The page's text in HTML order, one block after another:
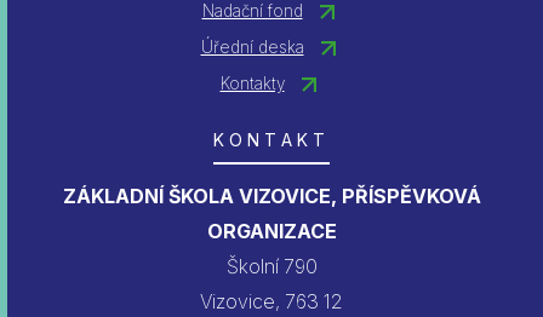
Nadační fond
Úřední deska
Kontakty
KONTAKT
ZÁKLADNÍ ŠKOLA VIZOVICE, PŘÍSPĚVKOVÁ
ORGANIZACE
Školní 790
Vizovice, 763 12